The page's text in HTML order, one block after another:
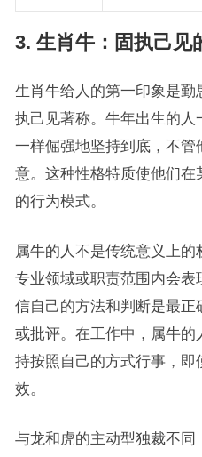
3. 生肖牛：固执己见
生肖牛给人的第一印象是勤
执己见著称。牛年出生的
一样倔强地坚持到底，不
意。这种性格特质使他们
的行为模式。
属牛的人不是传统意义上
专业领域或职责范围内会
信自己的方法和判断是最正
或批评。在工作中，属牛
持按照自己的方式行事，
效。
与龙和虎的主动型独裁不